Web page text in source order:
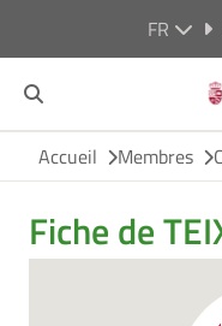
FR
Accueil Membres
Fiche de